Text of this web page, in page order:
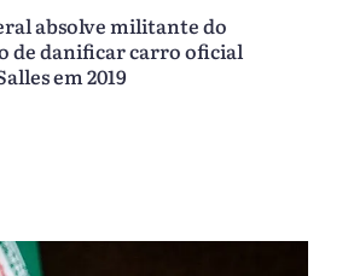
absolve militante do
de danificar carro oficial
em 2019